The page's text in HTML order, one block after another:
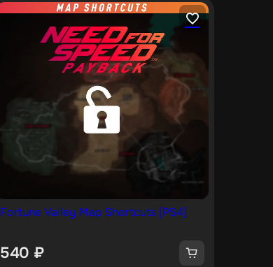
Fortune Valley Map Shortcuts [PS4]
540 ₽